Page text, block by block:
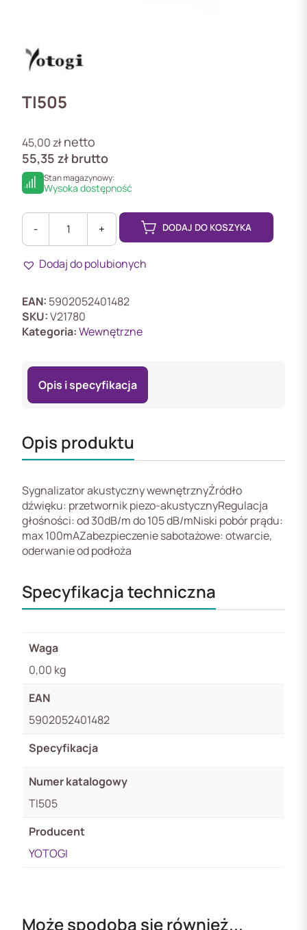
TI505
45,00złnetto
55,35 zł brutto
Stan magazynowy:
Wysoka dostępność
-
TI505
Sygnalizator
wewnętrzny
+ DODAJ DO KOSZYKA
Dodaj do polubionych
EAN: 5902052401482
SKU:V21780
Kategoria:Wewnętrzne
Opis i specyfikacja
Opis produktu
Sygnalizator akustyczny wewnętrznyŹródło
dźwięku: przetwornik piezo-akustycznyRegulacja
głośności: od 30dB/m do 105 dB/mNiski pobór prądu:
max 100mAZabezpieczenie sabotażowe: otwarcie,
oderwanie od podłoża
Specyfikacja techniczna
Waga
0,00 kg
EAN
5902052401482
Specyfikacja
Numer katalogowy
TI505
Producent
YOTOGI
Może spodoba się również...